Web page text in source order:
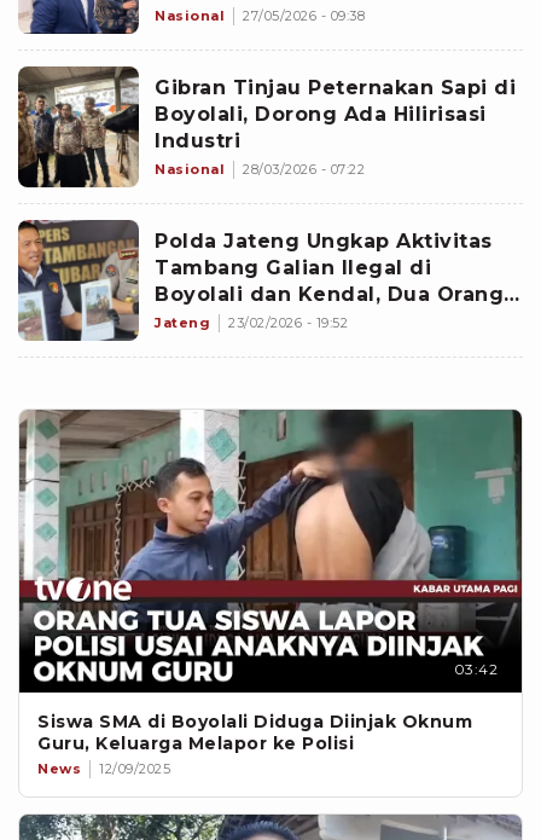
Nasional 27/05/2026 - 09:38
Gibran Tinjau Peternakan Sapi di
Boyolali, Dorong Ada Hilirisasi
Industri
Nasional 28/03/2026 - 07:22
Polda Jateng Ungkap Aktivitas
Tambang Galian Ilegal di
Boyolali dan Kendal, Dua Orang
Ditetapkan Sebagai Tersangka
Jateng 23/02/2026 - 19:52
03:42
Siswa SMA di Boyolali Diduga Diinjak Oknum
Guru, Keluarga Melapor ke Polisi
News 12/09/2025